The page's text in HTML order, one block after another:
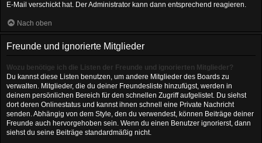
E-Mail verschickt hat. Der Administrator kann dann entsprechend reagieren.
Nach oben
Freunde und ignorierte Mitglieder
Wozu benötige ich die Listen der Freunde und ignorierten Mitglieder?
Du kannst diese Listen benutzen, um andere Mitglieder des Boards zu
verwalten. Mitglieder, die du deiner Freundesliste hinzufügst, werden in
deinem persönlichen Bereich für den schnellen Zugriff aufgelistet. Du siehst
dort deren Onlinestatus und kannst ihnen schnell eine Private Nachricht
senden. Abhängig von dem Style, den du verwendest, können Beiträge deiner
Freunde auch hervorgehoben sein. Wenn du einen Benutzer ignorierst, dann
siehst du seine Beiträge standardmäßig nicht.